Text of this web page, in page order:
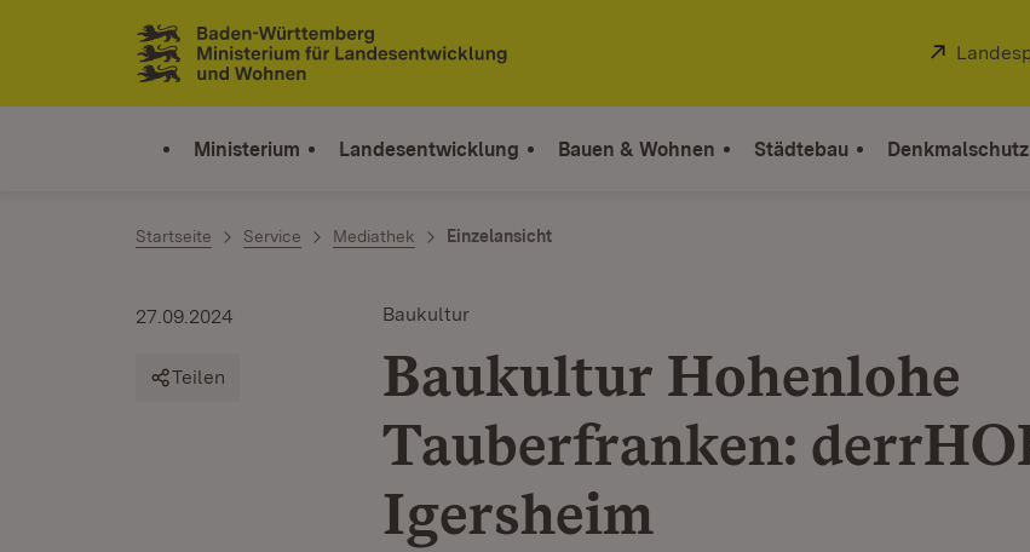
Zum Inhalt springen
Link zur Startseite
Extern:
Ministerium Landesentwicklung Bauen & Wohnen Städtebau Denkmalschutz
Startseite Service Mediathek Einzelansicht
Baukultur
Baukultur Hohenlohe
Tauberfranken:
Igersheim
27.09.2024
Teilen